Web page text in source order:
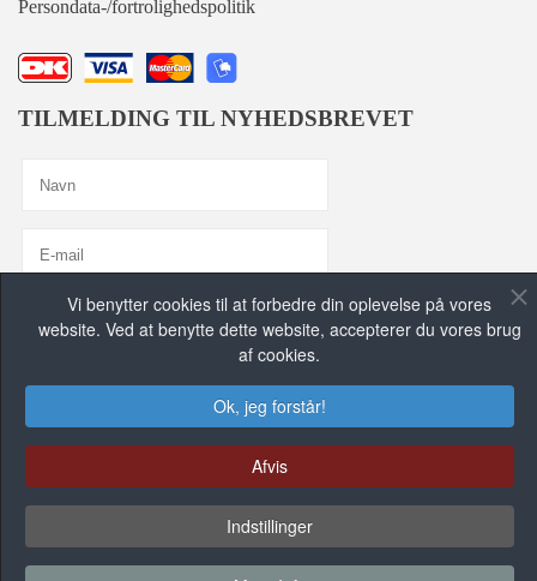
Vi benytter cookies til at forbedre din oplevelse på vores
website. Ved at benytte dette website, accepterer du vores brug
af cookies.
Ok, jeg forstår!
Afvis
Indstillinger
Persondata-/fortrolighedspolitik
TILMELDING TIL NYHEDSBREVET
Jeg er enig medPrivatlivspolitik
FIND OS PÅ DE SOCIALE MEDIER